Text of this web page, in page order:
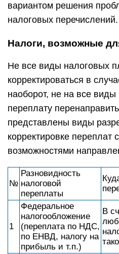
вариантом решения
налоговых перечислений.
Налоги, возможные
Не все виды налоговых
корректироваться в
наоборот, не на все
переплату
представлены виды
корректировке переплат
возможностями
№
Разновидность
налоговой
переплаты
1
Федеральное
налогообложение
(переплата по НДС,
по ЕНВД, налогу на
прибыль и т.п.)
В